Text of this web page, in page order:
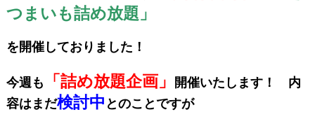
つまいも詰め放題」
を開催しておりました！
今週も 「詰め放題企画」
開催いたします！ 内
容はまだ検討中 とのことですが